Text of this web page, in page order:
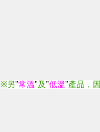
※另"常溫"及"低溫"產品，